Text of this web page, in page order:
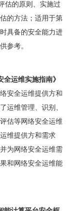
估的原则、实施过
的方法；适用于第
具备的安全能力进
参考。
全运维实施指南》
安全运维提供方和
运维管理、识别、
估等网络安全运维
维提供方和需求
为网络安全运维需
和网络安全运维能